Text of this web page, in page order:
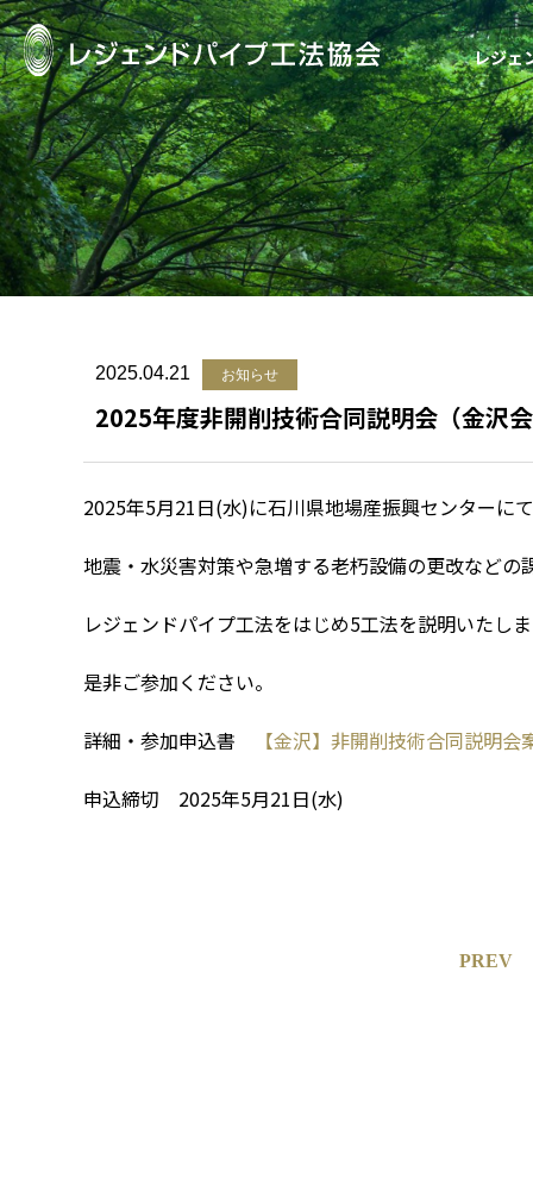
レジェ
レジェンドパイ
2025.04.21 お知らせ
2025年度非開削技術合同説明会（金沢
2025年5月21日(水)に石川県地場産振興センターに
地震・水災害対策や急増する老朽設備の更改などの
レジェンドパイプ工法をはじめ5工法を説明いたし
是非ご参加ください。
詳細・参加申込書 【金沢】非開削技術合同説明会
申込締切 2025年5月21日(水)
PREV